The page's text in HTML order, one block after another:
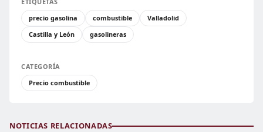
precio gasolina
combustible
Valladolid
Castilla y León
gasolineras
CATEGORÍA
Precio combustible
NOTICIAS RELACIONADAS